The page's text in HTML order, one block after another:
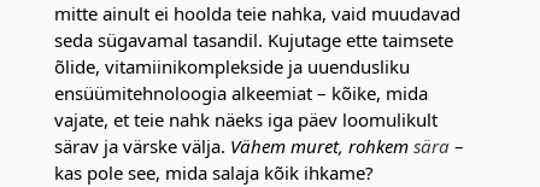
mitte ainult ei hoolda teie nahka, vaid muudavad
seda sügavamal tasandil. Kujutage ette taimsete
õlide, vitamiinikomplekside ja uuendusliku
ensüümitehnoloogia alkeemiat – kõike, mida
vajate, et teie nahk näeks iga päev loomulikult
särav ja värske välja. Vähem muret, rohkem sära –
kas pole see, mida salaja kõik ihkame?